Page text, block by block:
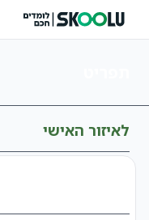
לאיזור האישי